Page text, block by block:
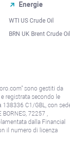
Energie
WTI US Crude Oil
BRN UK Brent Crude Oil
sono gestiti da
registrata secondo le
C1/GBL, con
BORNES, 72257 ,
dalla Financial
il numero di licenza